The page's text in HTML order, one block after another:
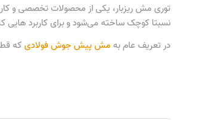
توری مش ریزبار، یکی از محصولات تخصصی و
نسبتا کوچک ساخته می‌شود و برای کاربرد هایی
در تعریف عام به مش پیش جوش فولادیکه